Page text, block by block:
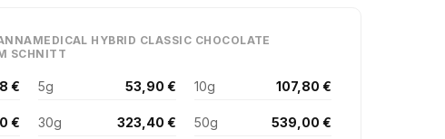
HYBRID CLASSIC CHOCOLATE
SCHNITT
€ 5g 53,90 € 10g 107,80 €
€ 30g 323,40 € 50g 539,00 €